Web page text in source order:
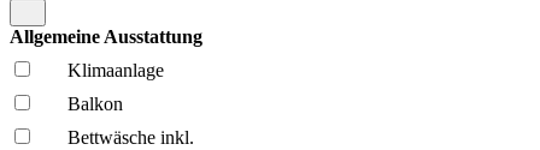
Allgemeine Ausstattung
Klima­anlage
Balkon
Bettwäsche inkl.